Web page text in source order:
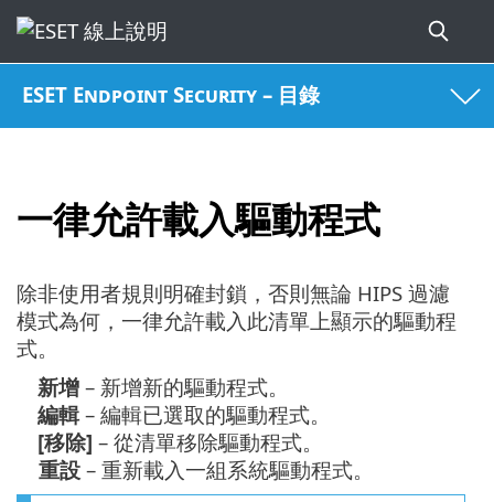
ESET Endpoint Security – 目錄
一律允許載入驅動程式
除非使用者規則明確封鎖，否則無論 HIPS 過濾
模式為何，一律允許載入此清單上顯示的驅動程
式。
新增 – 新增新的驅動程式。
編輯– 編輯已選取的驅動程式。
[移除] – 從清單移除驅動程式。
重設 – 重新載入一組系統驅動程式。